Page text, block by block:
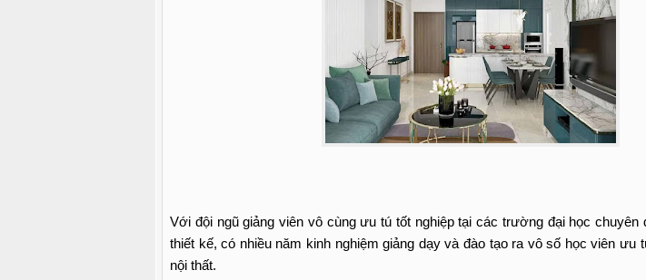
Với đội ngũ giảng viên vô cùng ưu tú tốt nghiệp tại các trường đại học chuyên
thiết kế, có nhiều năm kinh nghiệm giảng dạy và đào tạo ra vô số học viên ưu
nội thất.